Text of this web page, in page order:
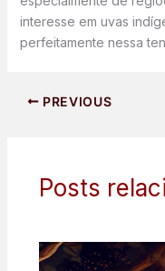
interesse em uvas
perfeitamente nessa
PREVIOUS
Posts